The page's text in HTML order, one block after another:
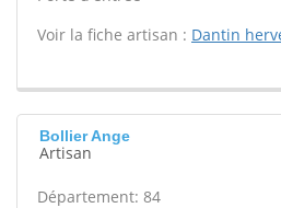
Voir la fiche artisan : Dantin
Bollier Ange
Artisan
Département: 84